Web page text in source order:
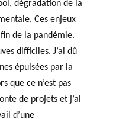
dégradation de la
Ces enjeux
de la pandémie.
difficiles. J’ai dû
épuisées par la
que ce n’est pas
de projets et j’ai
d’une